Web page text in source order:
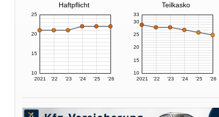
Haftpflicht Teilkasko
2021 '22 '23 '24 '25 '26
10
15
20
25
2021 '22 '23 '24 '25 '26
10
15
20
25
30
33